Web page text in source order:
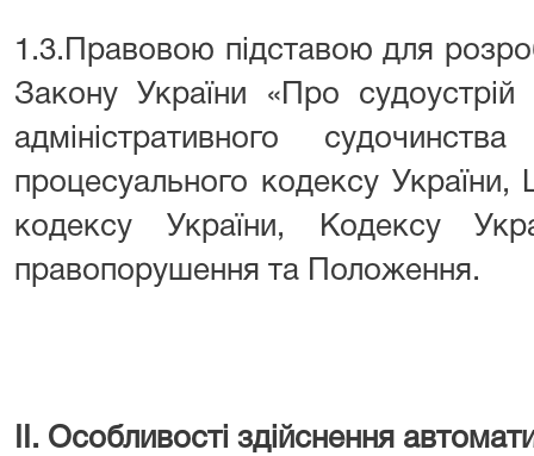
1.3.Правовою підставою для
Закону України «Про судоустрій
адміністративного
процесуального кодексу України,
кодексу України, Кодексу
правопорушення та Положення.
ІІ. Особливості здійснення